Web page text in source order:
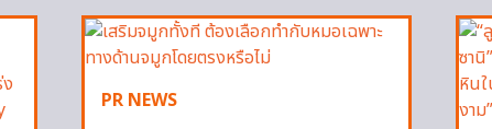
PR NEWS